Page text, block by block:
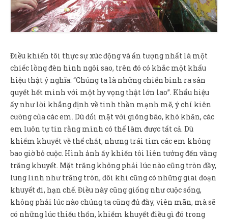
Điều khiến tôi thực sự xúc động và ấn tượng nhất là một
chiếc lồng đèn hình ngôi sao, trên đó có khắc một khẩu
hiệu thật ý nghĩa: “Chúng ta là những chiến binh ra sân
quyết hết mình với một hy vọng thật lớn lao”. Khẩu hiệu
ấy như lời khẳng định về tinh thần mạnh mẽ, ý chí kiên
cường của các em. Dù đối mặt với giông bão, khó khăn, các
em luôn tự tin rằng mình có thể làm được tất cả. Dù
khiếm khuyết về thể chất, nhưng trái tim các em không
bao giờ bỏ cuộc. Hình ảnh ấy khiến tôi liên tưởng đến vầng
trăng khuyết. Mặt trăng không phải lúc nào cũng tròn đầy,
lung linh như trăng tròn, đôi khi cũng có những giai đoạn
khuyết đi, hạn chế. Điều này cũng giống như cuộc sống,
không phải lúc nào chúng ta cũng đủ đầy, viên mãn, mà sẽ
có những lúc thiếu thốn, khiếm khuyết điều gì đó trong